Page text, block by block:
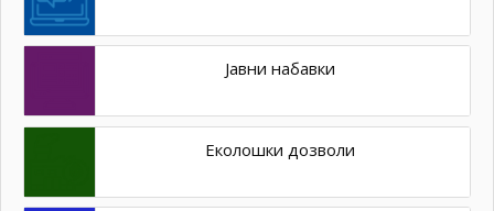
Јавни набавки
Еколошки дозволи